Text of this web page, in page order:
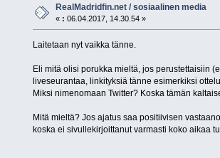
RealMadridfin.net / sosiaalinen media
« : 06.04.2017, 14.30.54 »
Laitetaan nyt vaikka tänne.
Eli mitä olisi porukka mieltä, jos perustettaisiin
liveseurantaa, linkityksiä tänne esimerkiksi
Miksi nimenomaan Twitter? Koska tämän
Mitä mieltä? Jos ajatus saa positiivisen
koska ei sivullekirjoittanut varmasti koko aikaa